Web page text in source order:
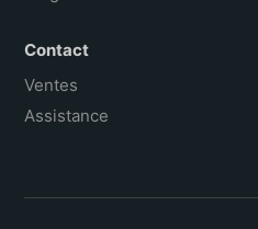
Contact
Ventes
Assistance